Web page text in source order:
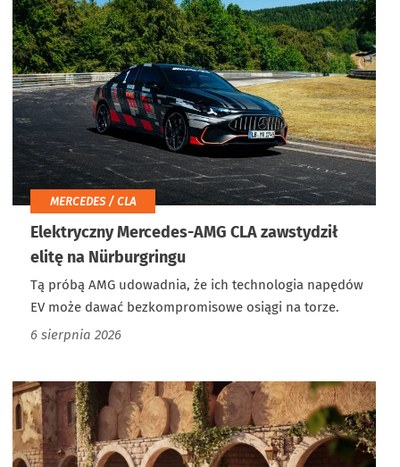
MERCEDES / CLA
Elektryczny Mercedes-AMG CLA zawstydził
elitę na Nürburgringu
Tą próbą AMG udowadnia, że ich technologia napędów
EV może dawać bezkompromisowe osiągi na torze.
6 sierpnia 2026